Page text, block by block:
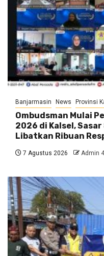
Banjarmasin News Provinsi
Ombudsman Mulai
2026 di Kalsel,
Libatkan Ribuan
7 Agustus 2026 Admin 4